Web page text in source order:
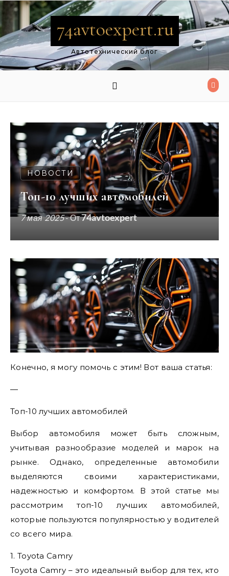
Перейти к содержимому
74avtoexpert.ru
Автотехнический блог
НОВОСТИ
Топ-10 лучших автомобилей
7 мая 2025- От74avtoexpert
Конечно, я могу помочь с этим! Вот ваша статья:
—
Топ-10 лучших автомобилей
Выбор автомобиля может быть сложным,
учитывая разнообразие моделей и марок на
рынке. Однако, определенные автомобили
выделяются своими характеристиками,
надежностью и комфортом. В этой статье мы
рассмотрим топ-10 лучших автомобилей,
которые пользуются популярностью у водителей
со всего мира.
1. Toyota Camry
Toyota Camry – это идеальный выбор для тех, кто